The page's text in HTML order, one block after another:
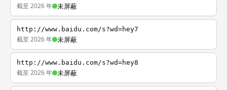
截至 2026 年 未屏蔽
http://www.baidu.com/s?wd=hey7
截至 2026 年 未屏蔽
http://www.baidu.com/s?wd=hey8
截至 2026 年 未屏蔽